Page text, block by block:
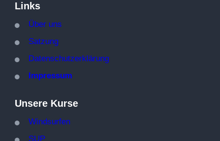
Links
Über uns
Satzung
Datenschutzerklärung
Impressum
Unsere Kurse
Windsurfen
SUP